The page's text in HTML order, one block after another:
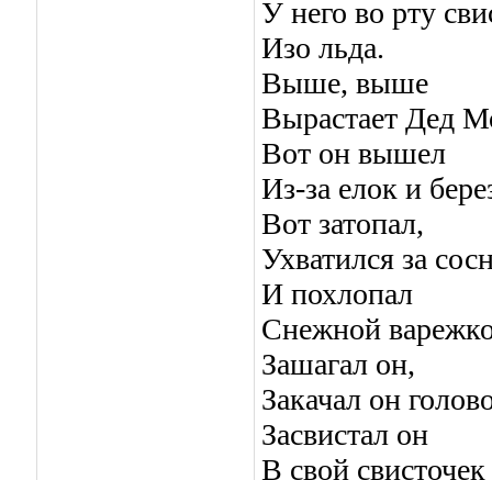
У него во рту
Изо льда.
Выше, выше
Вырастает Дед
Вот он вышел
Из-за елок и
Вот затопал,
Ухватился за
И похлопал
Снежной
Зашагал он,
Закачал он
Засвистал он
В свой